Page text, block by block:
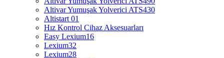
Altivar Yumuşak Yolverici ATS430
Altistart 01
Hız Kontrol Cihaz Aksesuarları
Easy Lexium16
Lexium32
Lexium28